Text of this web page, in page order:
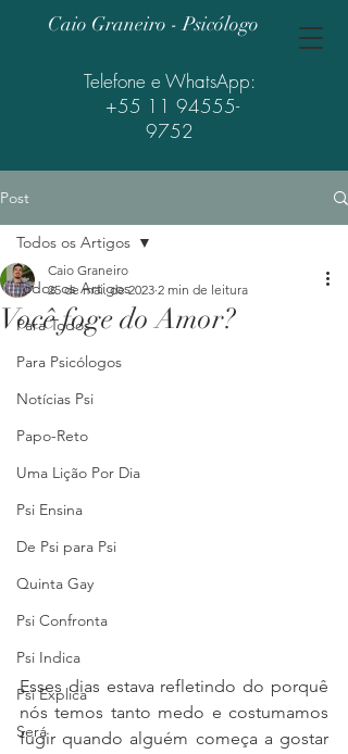
Caio Graneiro - Psicólogo
Telefone e WhatsApp:
+55 11 94555-
9752
Post
Todos os Artigos
Para Todos
Para Psicólogos
Notícias Psi
Papo-Reto
Uma Lição Por Dia
Psi Ensina
De Psi para Psi
Quinta Gay
Psi Confronta
Psi Indica
Psi Explica
Será
Todos os Artigos
Você foge do Amor?
Caio Graneiro
25 de mai. de 2023 2 min de leitura
Esses dias estava refletindo do porquê
nós temos tanto medo e costumamos
fugir quando alguém começa a gostar